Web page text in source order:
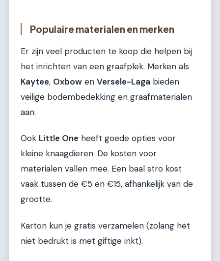
Populaire materialen en merken
Er zijn veel producten te koop die helpen bij
het inrichten van een graafplek. Merken als
Kaytee, Oxbow en Versele-Laga bieden
veilige bodembedekking en graafmaterialen
aan.
Ook Little One heeft goede opties voor
kleine knaagdieren. De kosten voor
materialen vallen mee. Een baal stro kost
vaak tussen de €5 en €15, afhankelijk van de
grootte.
Karton kun je gratis verzamelen (zolang het
niet bedrukt is met giftige inkt).